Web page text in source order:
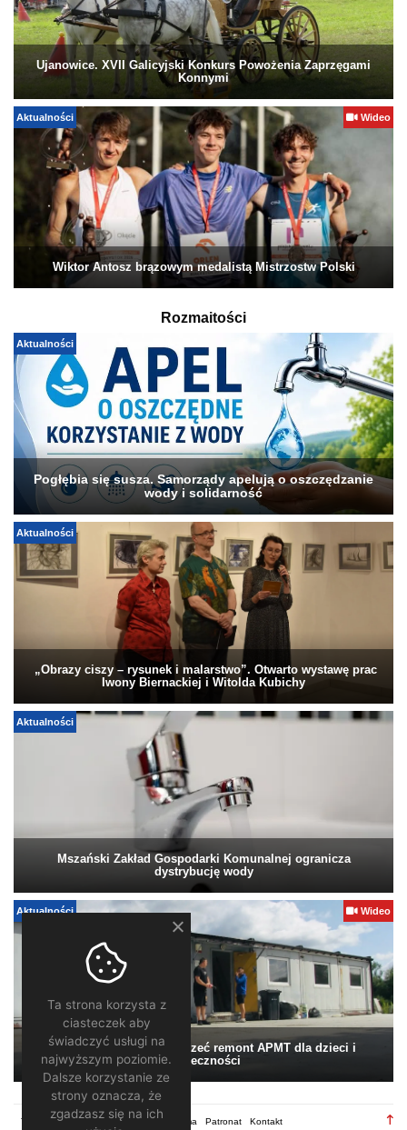
Ujanowice. XVII Galicyjski Konkurs Powożenia Zaprzęgami
Konnymi
Aktualności Wideo
Wiktor Antosz brązowym medalistą Mistrzostw Polski
Rozmaitości
Aktualności
Pogłębia się susza. Samorządy apelują o oszczędzanie
wody i solidarność
Aktualności
„Obrazy ciszy – rysunek i malarstwo”. Otwarto wystawę prac
Iwony Biernackiej i Witolda Kubichy
Aktualności
Mszański Zakład Gospodarki Komunalnej ogranicza
dystrybucję wody
Aktualności Wideo
Pomagamy. Warto wesprzeć remont APMT dla dzieci i
społeczności
Regulamin Redakcja Reklama Patronat Kontakt
Ta strona korzysta z
ciasteczek aby
świadczyć usługi na
najwyższym poziomie.
Dalsze korzystanie ze
strony oznacza, że
zgadzasz się na ich